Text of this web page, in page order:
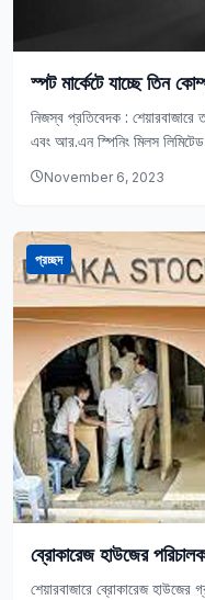
স্পট মার্কেটে যাচ্ছে তিন
নিজস্ব প্রতিবেদক : শেয়ারবাজারে
এবং আর.এন স্পিনিং মিলস
November 6, 2023
প্রচ্ছদ
ব্রোকারেজ হাউজের পরিচালক
শেয়ারবাজারে ব্রোকারেজ হাউজের